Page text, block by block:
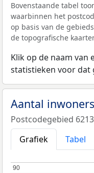
Bovenstaande tabel
waarbinnen het
op basis van de
de topografische
Klik op de naam van
statistieken voor dat
Aantal
Postcodegebied
Grafiek
Tabel
90
90